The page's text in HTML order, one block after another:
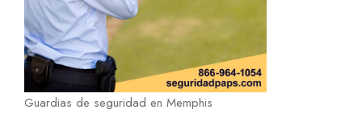
Guardias de seguridad en Memphis